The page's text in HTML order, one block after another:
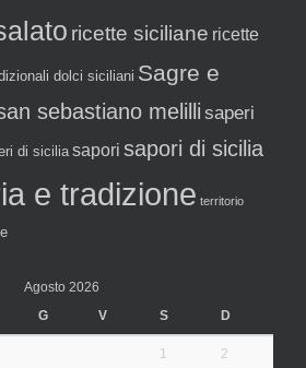
ricette siciliane ricette
dolci siciliani Sagre e
sebastiano melilli saperi
di sicilia sapori sapori di sicilia
e tradizione territorio
Agosto 2026
G V S D
1 2